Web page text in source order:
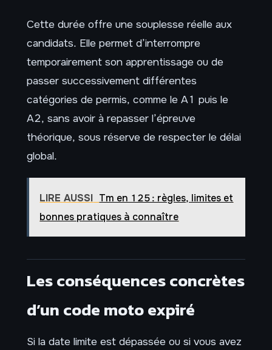
Cette durée offre une souplesse réelle aux
candidats. Elle permet d’interrompre
temporairement son apprentissage ou de
passer successivement différentes
catégories de permis, comme le A1 puis le
A2, sans avoir à repasser l’épreuve
théorique, sous réserve de respecter le délai
global.
LIRE AUSSI Tm en 125 : règles, limites et
bonnes pratiques à connaître
Les conséquences concrètes
d’un code moto expiré
Si la date limite est dépassée ou si vous avez